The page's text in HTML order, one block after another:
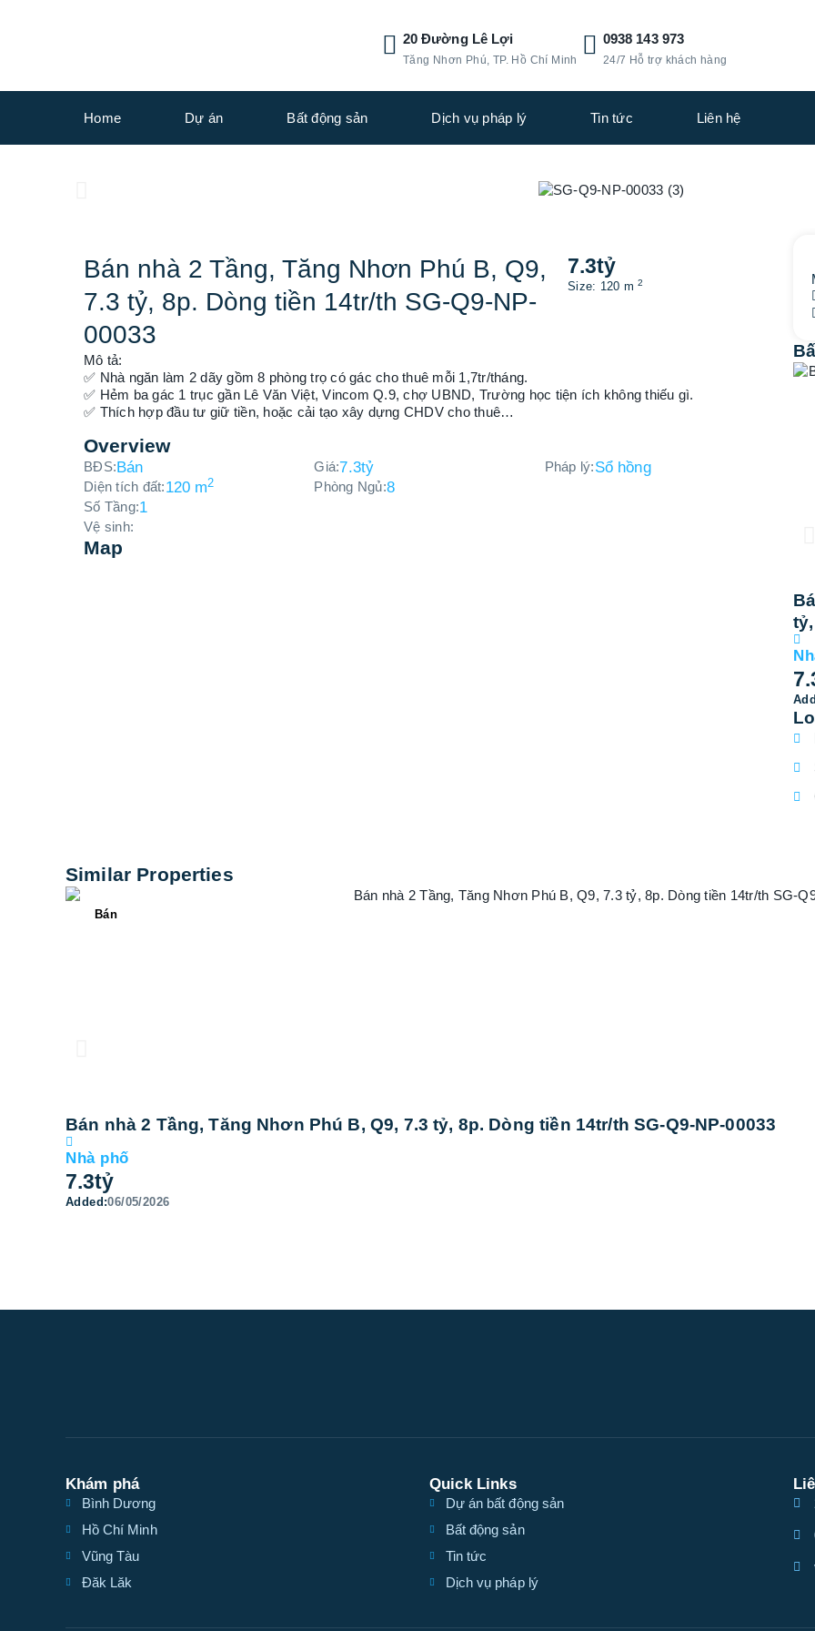
20 Đường Lê Lợi
Tăng Nhơn Phú, TP. Hồ Chí Minh
0938 143 973
24/7 Hỗ trợ khách hàng
Home Dự án Bất động sản Dịch vụ pháp lý Tin tức Liên hệ
Bán nhà 2 Tầng, Tăng Nhơn Phú B, Q9,
7.3 tỷ, 8p. Dòng tiền 14tr/th SG-Q9-NP-
00033
7.3tỷ
Size: 120 m2
Mô tả:
✅ Nhà ngăn làm 2 dãy gồm 8 phòng trọ có gác cho thuê mỗi 1,7tr/tháng.
✅ Hẻm ba gác 1 trục gần Lê Văn Việt, Vincom Q.9, chợ UBND, Trường học tiện ích không thiếu gì.
✅ Thích hợp đầu tư giữ tiền, hoặc cải tạo xây dựng CHDV cho thuê…
Overview
BĐS: Bán
Diện tích đất:120 m2
Số Tầng:1
Vệ sinh:
Giá:7.3tỷ
Phòng Ngủ:8
Pháp lý:Sổ hồng
Map
Similar Properties
Bán
Bán nhà 2 Tầng, Tăng Nhơn Phú B, Q9, 7.3 tỷ, 8p. Dòng tiền 14tr/th SG-Q9-NP-00033
Nhà phố
7.3tỷ
Added:06/05/2026
Khám phá
Bình Dương
Hồ Chí Minh
Vũng Tàu
Đăk Lăk
Quick Links
Dự án bất động sản
Bất động sản
Tin tức
Dịch vụ pháp lý